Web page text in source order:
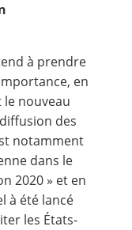
à prendre
en
nouveau
des
notamment
dans le
2020 » et en
à été lancé
les États-